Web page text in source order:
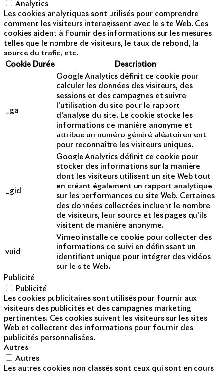
Analytics
Les cookies analytiques sont utilisés pour comprendre
comment les visiteurs interagissent avec le site Web. Ces
cookies aident à fournir des informations sur les mesures
telles que le nombre de visiteurs, le taux de rebond, la
source du trafic, etc.
Cookie Durée Description
_ga
Google Analytics définit ce cookie pour
calculer les données des visiteurs, des
sessions et des campagnes et suivre
l'utilisation du site pour le rapport
d'analyse du site. Le cookie stocke les
informations de manière anonyme et
attribue un numéro généré aléatoirement
pour reconnaître les visiteurs uniques.
_gid
Google Analytics définit ce cookie pour
stocker des informations sur la manière
dont les visiteurs utilisent un site Web tout
en créant également un rapport analytique
sur les performances du site Web. Certaines
des données collectées incluent le nombre
de visiteurs, leur source et les pages qu'ils
visitent de manière anonyme.
vuid
Vimeo installe ce cookie pour collecter des
informations de suivi en définissant un
identifiant unique pour intégrer des vidéos
sur le site Web.
Publicité
Publicité
Les cookies publicitaires sont utilisés pour fournir aux
visiteurs des publicités et des campagnes marketing
pertinentes. Ces cookies suivent les visiteurs sur les sites
Web et collectent des informations pour fournir des
publicités personnalisées.
Autres
Autres
Les autres cookies non classés sont ceux qui sont en cours